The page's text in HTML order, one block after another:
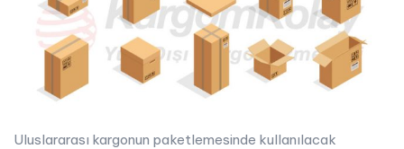
Uluslararası kargonun paketlemesinde kullanılacak